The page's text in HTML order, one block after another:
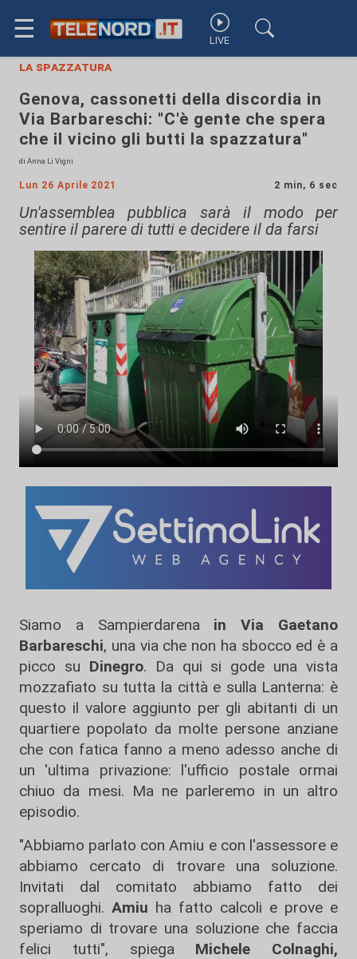
☰ LIVE
la spazzatura
Genova, cassonetti della discordia in
Via Barbareschi: "C'è gente che spera
che il vicino gli butti la spazzatura"
di Anna Li Vigni
Lun 26 Aprile 2021 2 min, 6 sec
Un'assemblea pubblica sarà il modo per
sentire il parere di tutti e decidere il da farsi
Siamo a Sampierdarenain Via Gaetano
Barbareschi, una via che non ha sbocco ed è a
picco su Dinegro. Da qui si gode una vista
mozzafiato su tutta la città e sulla Lanterna: è
questo il valore aggiunto per gli abitanti di un
quartiere popolato da molte persone anziane
che con fatica fanno a meno adesso anche di
un 'ultima privazione: l'ufficio postale ormai
chiuo da mesi. Ma ne parleremo in un altro
episodio.
"Abbiamo parlato con Amiu e con l'assessore e
abbiamo cercato di trovare una soluzione.
Invitati dal comitato abbiamo fatto dei
sopralluoghi. Amiu ha fatto calcoli e prove e
speriamo di trovare una soluzione che faccia
felici tutti", spiega Michele Colnaghi,